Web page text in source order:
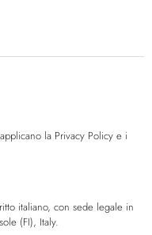
la Privacy Policy e i
italiano, con sede legale in
(FI), Italy.